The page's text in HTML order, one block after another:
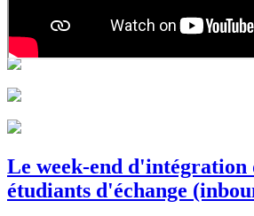
Le week-end d'intégration
étudiants d'échange